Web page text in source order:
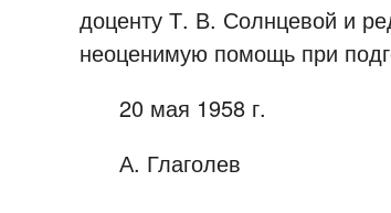
доценту Т. В. Солнцевой и
неоценимую помощь при
20 мая 1958 г.
А. Глаголев